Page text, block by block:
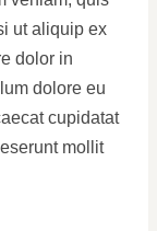
ut aliquip ex
dolor in
dolore eu
cupidatat
mollit